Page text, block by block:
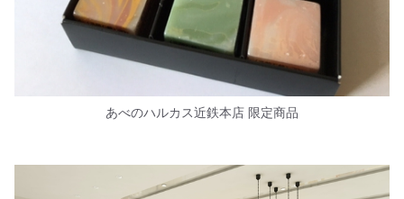
あべのハルカス近鉄本店 限定商品